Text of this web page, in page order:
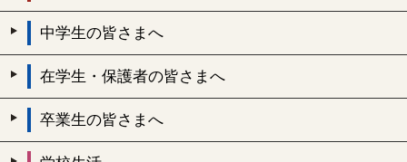
中学生の皆さまへ
在学生・保護者の皆さまへ
卒業生の皆さまへ